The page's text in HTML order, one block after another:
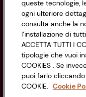
Accessibilità
di Bologna
PARTITA IVA
queste tecnologie,
ogni ulteriore
consulta anche la
l’installazione di
ACCETTA TUTTI I
tipologie che vuoi
COOKIES . Se
puoi farlo cliccando
COOKIE. Cookie